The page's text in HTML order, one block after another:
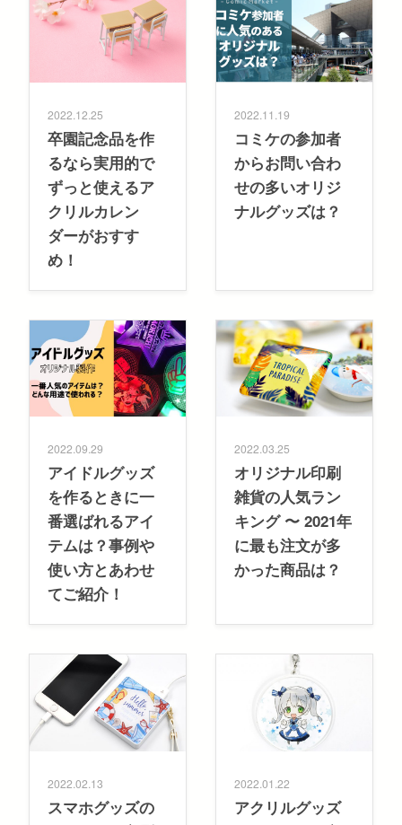
コンサートグッズ ペンライトフォンタブアクリルグッズ アクキー
キーホルダー アクリルスタンド アクリルパネルスマホスタンド
回転アクスタ 着せ替えアクスタ モーテルキーライトバングル
パスケースペットボトルホルダー万年カレンダー
2022.12.25
卒園記念品を作
るなら実用的で
ずっと使えるア
クリルカレン
ダーがおすす
め！
2022.11.19
コミケの参加者
からお問い合わ
せの多いオリジ
ナルグッズは？
2022.09.29
アイドルグッズ
を作るときに一
番選ばれるアイ
テムは？事例や
使い方とあわせ
てご紹介！
2022.03.25
オリジナル印刷
雑貨の人気ラン
キング 〜 2021年
に最も注文が多
かった商品は？
2022.02.13
スマホグッズの
2022.01.22
アクリルグッズ